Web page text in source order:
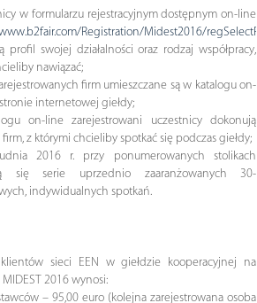
w formularzu rejestracyjnym dostępnym on-line
Registration/Midest2016/
profil swojej działalności oraz rodzaj współpracy,
nawiązać;
firm umieszczane są w katalogu on-
internetowej giełdy;
on-line zarejestrowani uczestnicy dokonują
z którymi chcieliby spotkać się podczas giełdy;
2016 r. przy ponumerowanych stolikach
się serie uprzednio zaaranżowanych 30-
indywidualnych spotkań.
klientów sieci EEN w giełdzie kooperacyjnej na
2016 wynosi:
– 95,00 euro (kolejna zarejestrowana osoba